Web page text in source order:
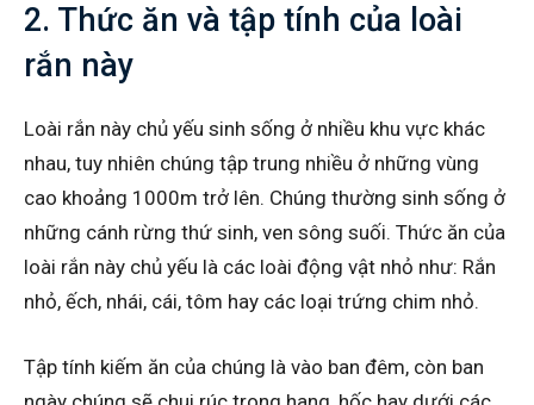
2. Thức ăn và tập tính của loài
rắn này
Loài rắn này chủ yếu sinh sống ở nhiều khu vực khác
nhau, tuy nhiên chúng tập trung nhiều ở những vùng
cao khoảng 1000m trở lên. Chúng thường sinh sống ở
những cánh rừng thứ sinh, ven sông suối. Thức ăn của
loài rắn này chủ yếu là các loài động vật nhỏ như: Rắn
nhỏ, ếch, nhái, cái, tôm hay các loại trứng chim nhỏ.
Tập tính kiếm ăn của chúng là vào ban đêm, còn ban